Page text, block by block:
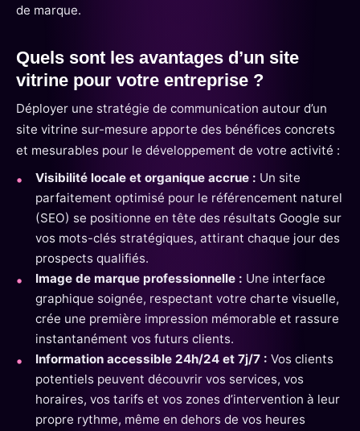
de marque.
Quels sont les avantages d’un site
vitrine pour votre entreprise ?
Déployer une stratégie de communication autour d’un
site vitrine sur-mesure apporte des bénéfices concrets
et mesurables pour le développement de votre activité :
Visibilité locale et organique accrue : Un site
parfaitement optimisé pour le référencement naturel
(SEO) se positionne en tête des résultats Google sur
vos mots-clés stratégiques, attirant chaque jour des
prospects qualifiés.
Image de marque professionnelle : Une interface
graphique soignée, respectant votre charte visuelle,
crée une première impression mémorable et rassure
instantanément vos futurs clients.
Information accessible 24h/24 et 7j/7 : Vos clients
potentiels peuvent découvrir vos services, vos
horaires, vos tarifs et vos zones d’intervention à leur
propre rythme, même en dehors de vos heures